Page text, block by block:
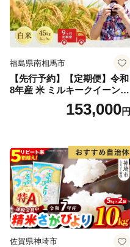
福島県南相馬市
【先行予約】【定期便】令和
8年産 米 ミルキークイーン
白米 45kg (5kg×9回) | ミルキ
ークイーン 米5kg 福島 福島
福島県 南相馬市 cu006-ae
153,000円
佐賀県神埼市